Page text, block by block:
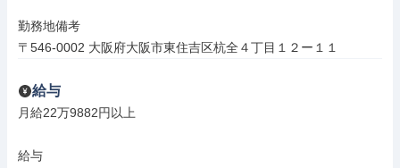
勤務地備考
〒546-0002 大阪府大阪市東住吉区杭全４丁目１２ー１１
給与
月給22万9882円以上
給与